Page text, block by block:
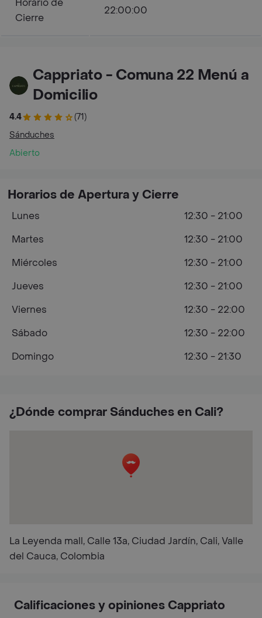
Horario de
Cierre
22:00:00
Cappriato - Comuna 22 Menú a
Domicilio
4.4
(71)
Sánduches
Abierto
¿Dónde comprar Sánduches en Cali?
La Leyenda mall, Calle 13a, Ciudad Jardín, Cali, Valle
del Cauca, Colombia
Horarios de Apertura y Cierre
Lunes
12:30 - 21:00
Martes
12:30 - 21:00
Miércoles
12:30 - 21:00
Jueves
12:30 - 21:00
Viernes
12:30 - 22:00
Sábado
12:30 - 22:00
Domingo
12:30 - 21:30
Calificaciones y opiniones Cappriato